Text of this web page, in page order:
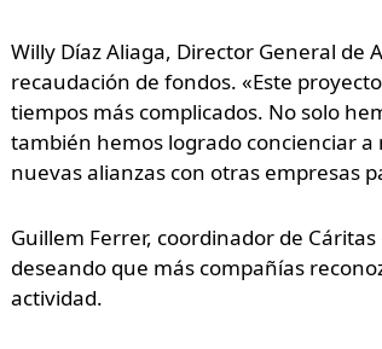
Willy Díaz Aliaga, Director General de
recaudación de fondos. «Este
tiempos más complicados. No solo
también hemos logrado concienciar
nuevas alianzas con otras empresas
Guillem Ferrer, coordinador de
deseando que más compañías
actividad.